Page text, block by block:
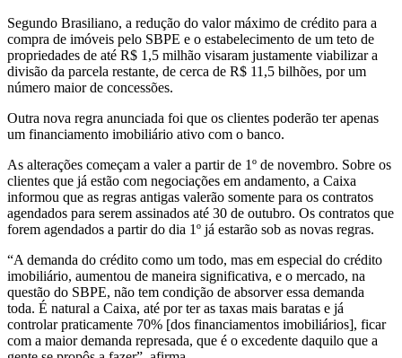
Segundo Brasiliano, a redução do valor máximo de crédito para a
compra de imóveis pelo SBPE e o estabelecimento de um teto de
propriedades de até R$ 1,5 milhão visaram justamente viabilizar a
divisão da parcela restante, de cerca de R$ 11,5 bilhões, por um
número maior de concessões.
Outra nova regra anunciada foi que os clientes poderão ter apenas
um financiamento imobiliário ativo com o banco.
As alterações começam a valer a partir de 1º de novembro. Sobre os
clientes que já estão com negociações em andamento, a Caixa
informou que as regras antigas valerão somente para os contratos
agendados para serem assinados até 30 de outubro. Os contratos que
forem agendados a partir do dia 1º já estarão sob as novas regras.
“A demanda do crédito como um todo, mas em especial do crédito
imobiliário, aumentou de maneira significativa, e o mercado, na
questão do SBPE, não tem condição de absorver essa demanda
toda. É natural a Caixa, até por ter as taxas mais baratas e já
controlar praticamente 70% [dos financiamentos imobiliários], ficar
com a maior demanda represada, que é o excedente daquilo que a